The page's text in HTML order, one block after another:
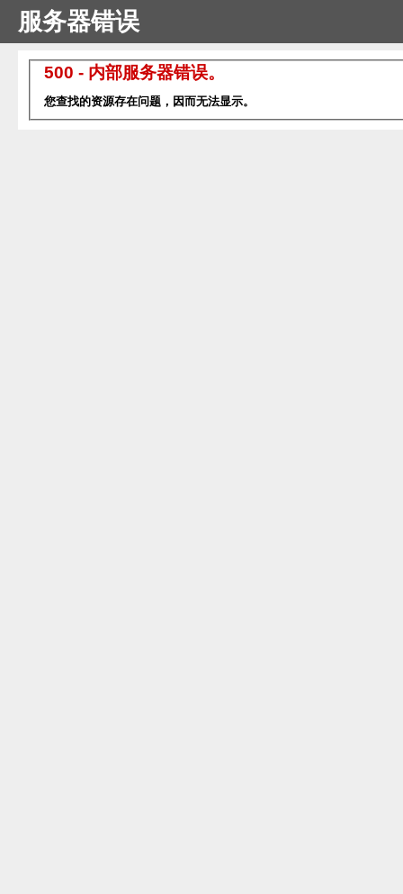
服务器错误
500 - 内部服务器错误。
您查找的资源存在问题，因而无法显示。